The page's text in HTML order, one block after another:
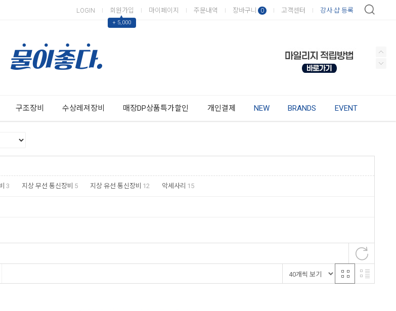
LOGIN 회원가입
▲
+ 5,000
마이페이지 주문내역 장바구니 0 고객센터 강사·샵 등록
구조장비 수상레져장비 매장DP상품특가할인 개인결제 NEW BRANDS EVENT
3 지상 무선 통신장비 5 지상 유선 통신장비 12 악세사리 15